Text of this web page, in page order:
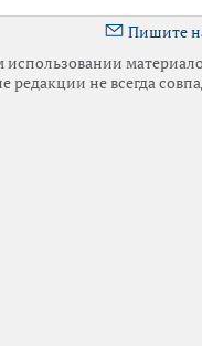
Пишите
редакции не всегда